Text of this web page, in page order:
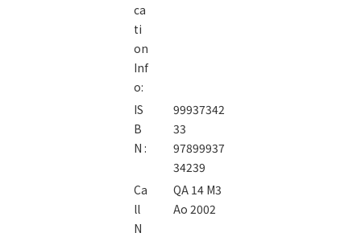
ca
ti
on
Inf
o:
IS
B
N :
99937342
33
97899937
34239
Ca
ll
N
QA 14 M3
Ao 2002